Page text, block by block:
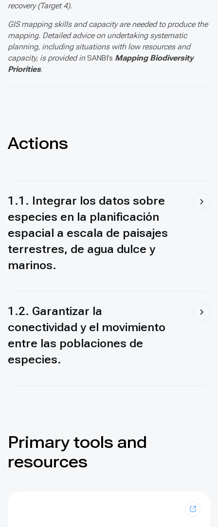
recovery (Target 4).
GIS mapping skills and capacity are needed to produce the
mapping. Detailed advice on undertaking systematic
planning, including situations with low resources and
capacity, is provided in SANBI’s Mapping Biodiversity
Priorities.
Actions
1.1. Integrar los datos sobre
especies en la planificación
espacial a escala de paisajes
terrestres, de agua dulce y
marinos.
1.2. Garantizar la
conectividad y el movimiento
entre las poblaciones de
especies.
Primary tools and
resources